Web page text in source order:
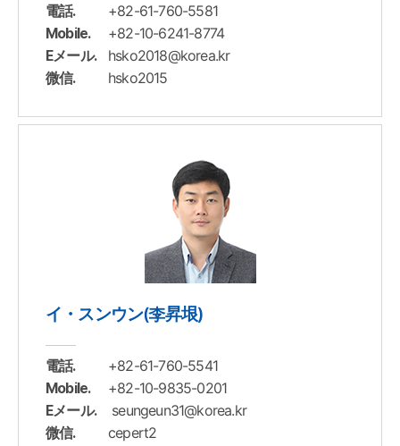
電話. +82-61-760-5581
Mobile. +82-10-6241-8774
Eメール. hsko2018@korea.kr
微信. hsko2015
イ・スンウン(李昇垠)
電話. +82-61-760-5541
Mobile. +82-10-9835-0201
Eメール. seungeun31@korea.kr
微信. cepert2